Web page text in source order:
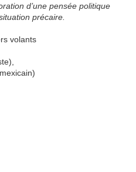
d’une pensée politique
précaire.
volants